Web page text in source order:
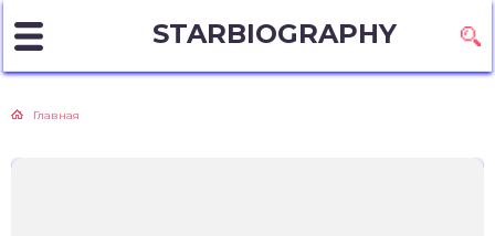
STARBIOGRAPHY
Главная